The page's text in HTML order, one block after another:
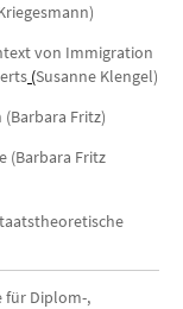
von Immigration
(Susanne Klengel)
Fritz)
(Barbara Fritz
für Diplom-,